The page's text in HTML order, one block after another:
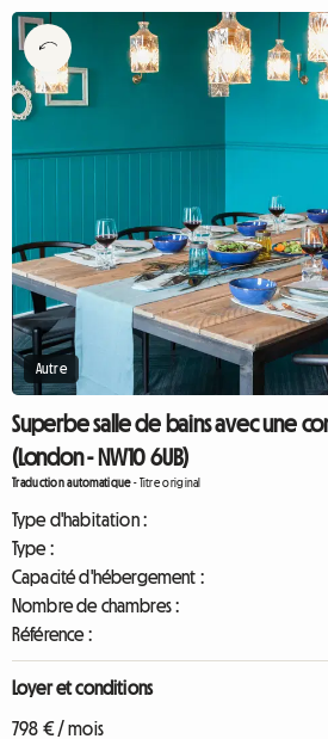
Autre
Superbe salle de bains avec une
(London - NW10 6UB)
Traduction automatique-Titre original
Type d'habitation :
Type :
Capacité d'hébergement :
Nombre de chambres :
Référence :
Loyer et conditions
798 € / mois